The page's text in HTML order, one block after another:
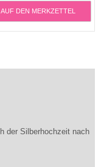
AUF DEN MERKZETTEL
der Silberhochzeit nach